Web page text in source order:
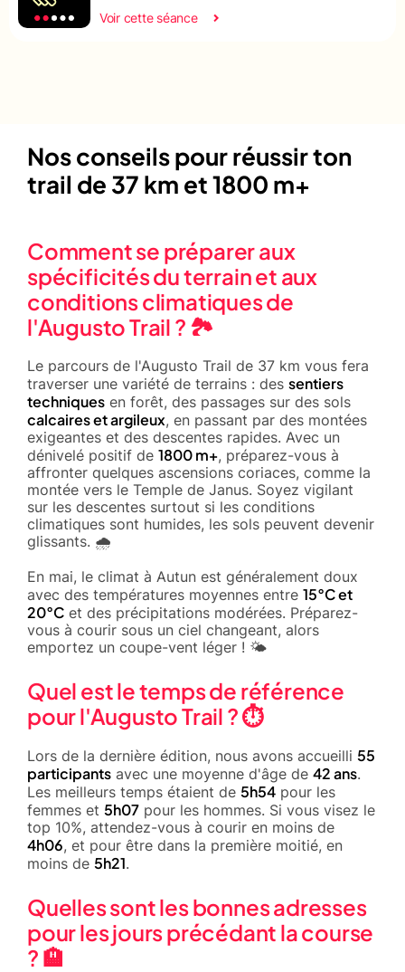
Voir cette séance
Nos conseils pour réussir ton
trail de 37 km et 1800 m+
Comment se préparer aux
spécificités du terrain et aux
conditions climatiques de
l'Augusto Trail ? 🏞️
Le parcours de l'Augusto Trail de 37 km vous fera
traverser une variété de terrains : des sentiers
techniques en forêt, des passages sur des sols
calcaires et argileux, en passant par des montées
exigeantes et des descentes rapides. Avec un
dénivelé positif de 1800 m+, préparez-vous à
affronter quelques ascensions coriaces, comme la
montée vers le Temple de Janus. Soyez vigilant
sur les descentes surtout si les conditions
climatiques sont humides, les sols peuvent devenir
glissants. 🌧️
En mai, le climat à Autun est généralement doux
avec des températures moyennes entre 15°C et
20°C et des précipitations modérées. Préparez-
vous à courir sous un ciel changeant, alors
emportez un coupe-vent léger ! 🌤️
Quel est le temps de référence
pour l'Augusto Trail ? ⏱️
Lors de la dernière édition, nous avons accueilli 55
participants avec une moyenne d'âge de 42 ans.
Les meilleurs temps étaient de 5h54 pour les
femmes et 5h07 pour les hommes. Si vous visez le
top 10%, attendez-vous à courir en moins de
4h06, et pour être dans la première moitié, en
moins de 5h21.
Quelles sont les bonnes adresses
pour les jours précédant la course
? 🏨